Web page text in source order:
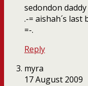
sedondon
.-= aishah´s last
=-.
Reply
myra
17 August 2009